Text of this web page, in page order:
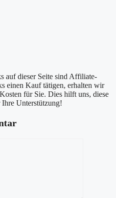
auf dieser Seite sind Affiliate-
einen Kauf tätigen, erhalten wir
für Sie. Dies hilft uns, diese
Unterstützung!